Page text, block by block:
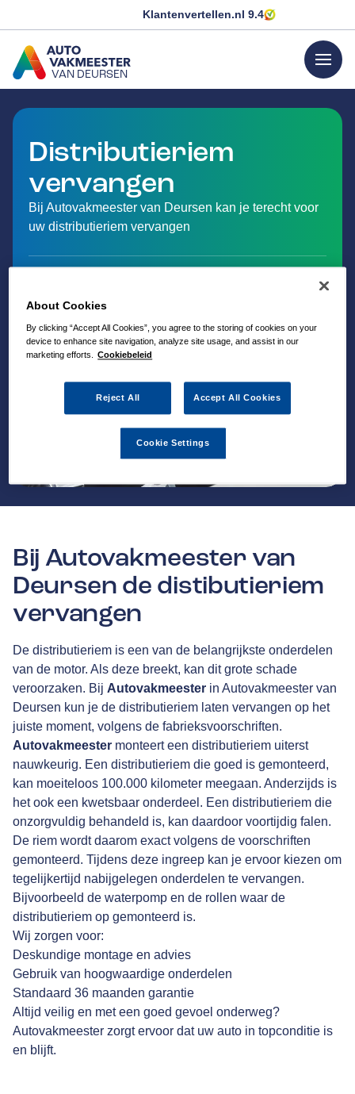
Klantenvertellen.nl 9.4
VAN DEURSEN
GA NAAR DE HOMEPAGINA
menu
Distributieriem
vervangen
Bij Autovakmeester van Deursen kan je terecht voor
uw distributieriem vervangen
Bij Autovakmeester van
Deursen de distibutieriem
vervangen
De distributieriem is een van de belangrijkste onderdelen
van de motor. Als deze breekt, kan dit grote schade
veroorzaken. Bij Autovakmeester in Autovakmeester van
Deursen kun je de distributieriem laten vervangen op het
juiste moment, volgens de fabrieksvoorschriften.
Autovakmeester monteert een distributieriem uiterst
nauwkeurig. Een distributieriem die goed is gemonteerd,
kan moeiteloos 100.000 kilometer meegaan. Anderzijds is
het ook een kwetsbaar onderdeel. Een distributieriem die
onzorgvuldig behandeld is, kan daardoor voortijdig falen.
De riem wordt daarom exact volgens de voorschriften
gemonteerd. Tijdens deze ingreep kan je ervoor kiezen om
tegelijkertijd nabijgelegen onderdelen te vervangen.
Bijvoorbeeld de waterpomp en de rollen waar de
distributieriem op gemonteerd is.
Wij zorgen voor:
Deskundige montage en advies
Gebruik van hoogwaardige onderdelen
Standaard 36 maanden garantie
Altijd veilig en met een goed gevoel onderweg?
Autovakmeester zorgt ervoor dat uw auto in topconditie is
en blijft.
About Cookies
By clicking “Accept All Cookies”, you agree to the storing of cookies on your
device to enhance site navigation, analyze site usage, and assist in our
marketing efforts. Cookiebeleid
Reject All Accept All Cookies
Cookie Settings